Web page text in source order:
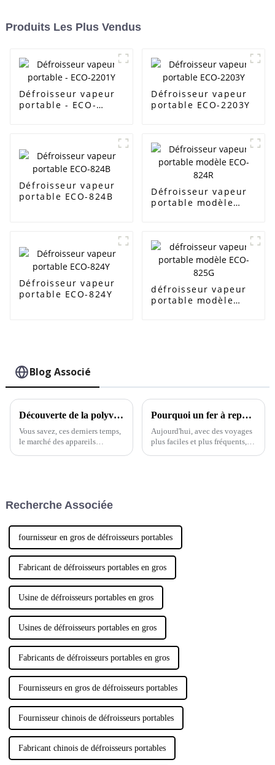
Produits Les Plus Vendus
Défroisseur vapeur
portable - ECO-
Défroisseur vapeur
portable ECO-2203Y
Défroisseur vapeur
portable ECO-824B
Défroisseur vapeur
portable modèle
Défroisseur vapeur
portable ECO-824Y
défroisseur vapeur
portable modèle
Blog Associé
Découverte de la polyvalence des meilleurs fers à repasser à vapeur détartrants : types, caractéristiques et applications pour les utilisateurs
Vous savez, ces derniers temps,
le marché des appareils
Pourquoi un fer à repasser vapeur pliable est essentiel pour voyager sans effort : 70 % des voyageurs préfèrent des vêtements sans plis
Aujourd'hui, avec des voyages
plus faciles et plus fréquents, il
Recherche Associée
fournisseur en gros de défroisseurs portables
Fabricant de défroisseurs portables en gros
Usine de défroisseurs portables en gros
Usines de défroisseurs portables en gros
Fabricants de défroisseurs portables en gros
Fournisseurs en gros de défroisseurs portables
Fournisseur chinois de défroisseurs portables
Fabricant chinois de défroisseurs portables